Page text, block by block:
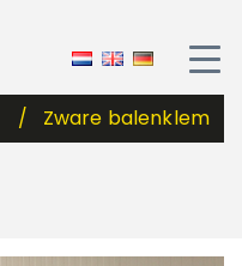
Zware balenklem